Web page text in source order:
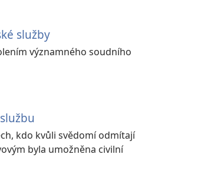
služby
významného soudního
kdo kvůli svědomí odmítají
byla umožněna civilní